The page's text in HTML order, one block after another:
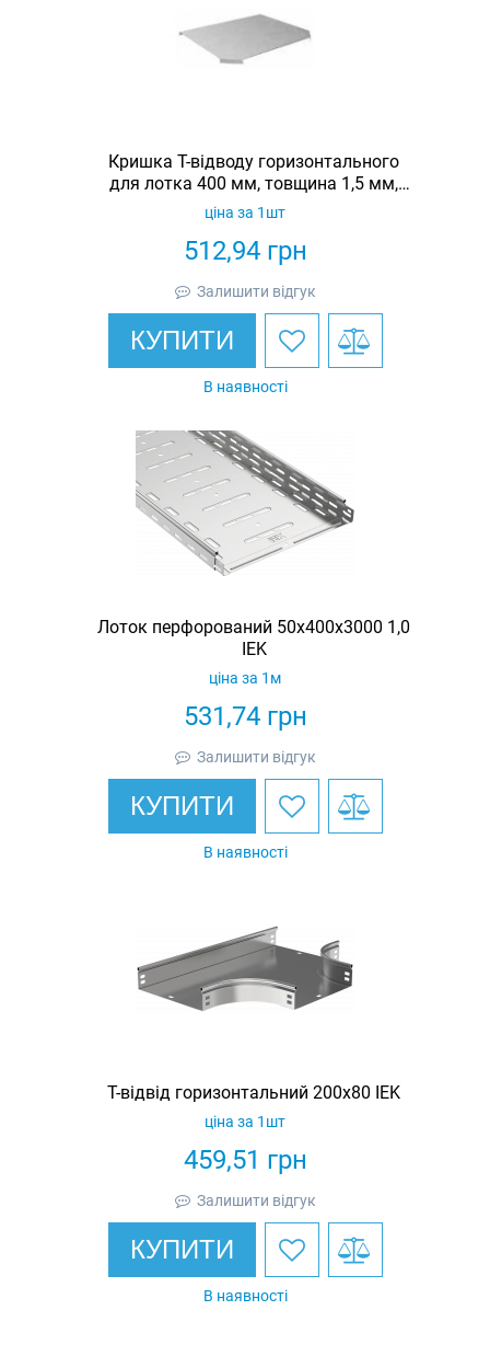
Кришка Т-відводу горизонтального
для лотка 400 мм, товщина 1,5 мм,
гарячеоцинкована, Eurotray
512,94грн
ціна за 1шт
Залишити відгук
КУПИТИ
В наявності
Лоток перфорований 50х400х3000 1,0
IEK
531,74грн
ціна за 1м
Залишити відгук
КУПИТИ
В наявності
Т-відвід горизонтальний 200х80 IEK
459,51 грн
ціна за 1шт
Залишити відгук
КУПИТИ
В наявності